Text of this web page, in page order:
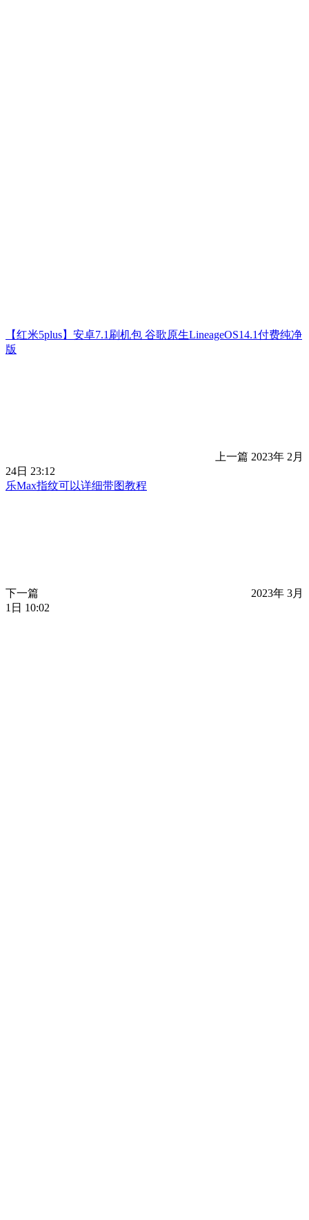
【红米5plus】安卓7.1刷机包 谷歌原生LineageOS14.1付费纯净
版
上一篇 2023年 2月
24日 23:12
乐Max指纹可以详细带图教程
下一篇
2023年 3月
1日 10:02